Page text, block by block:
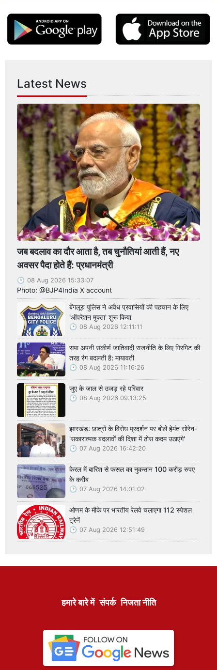
Latest News
जब बदलाव का दौर आता है, तब चुनौतियां आती हैं, नए
अवसर पैदा होते हैं: प्रधानमंत्री
08 Aug 2026 15:33:07
Photo: @BJP4India X account
बेंगलूरु पुलिस ने अवैध प्रवासियों की पहचान के लिए
'ऑपरेशन मुक्ता' शुरू किया
08 Aug 2026 12:11:11
सपा अपनी संकीर्ण जातिवादी राजनीति के लिए गिरगिट की
तरह रंग बदलती है: मायावती
08 Aug 2026 11:16:26
जुए के जाल से उजड़ रहे परिवार
08 Aug 2026 09:13:25
झारखंड: छात्रों के विरोध प्रदर्शन पर बोले हेमंत सोरेन-
'सकारात्मक बदलावों की दिशा में ठोस कदम उठाएंगे'
07 Aug 2026 16:42:20
केरल में बारिश से फसल का नुकसान 100 करोड़ रुपए
के करीब
07 Aug 2026 14:01:02
ओणम के मौके पर भारतीय रेलवे चलाएगा 112 स्पेशल
ट्रेनें
07 Aug 2026 12:51:49
हमारे बारे में संपर्क निजता नीति